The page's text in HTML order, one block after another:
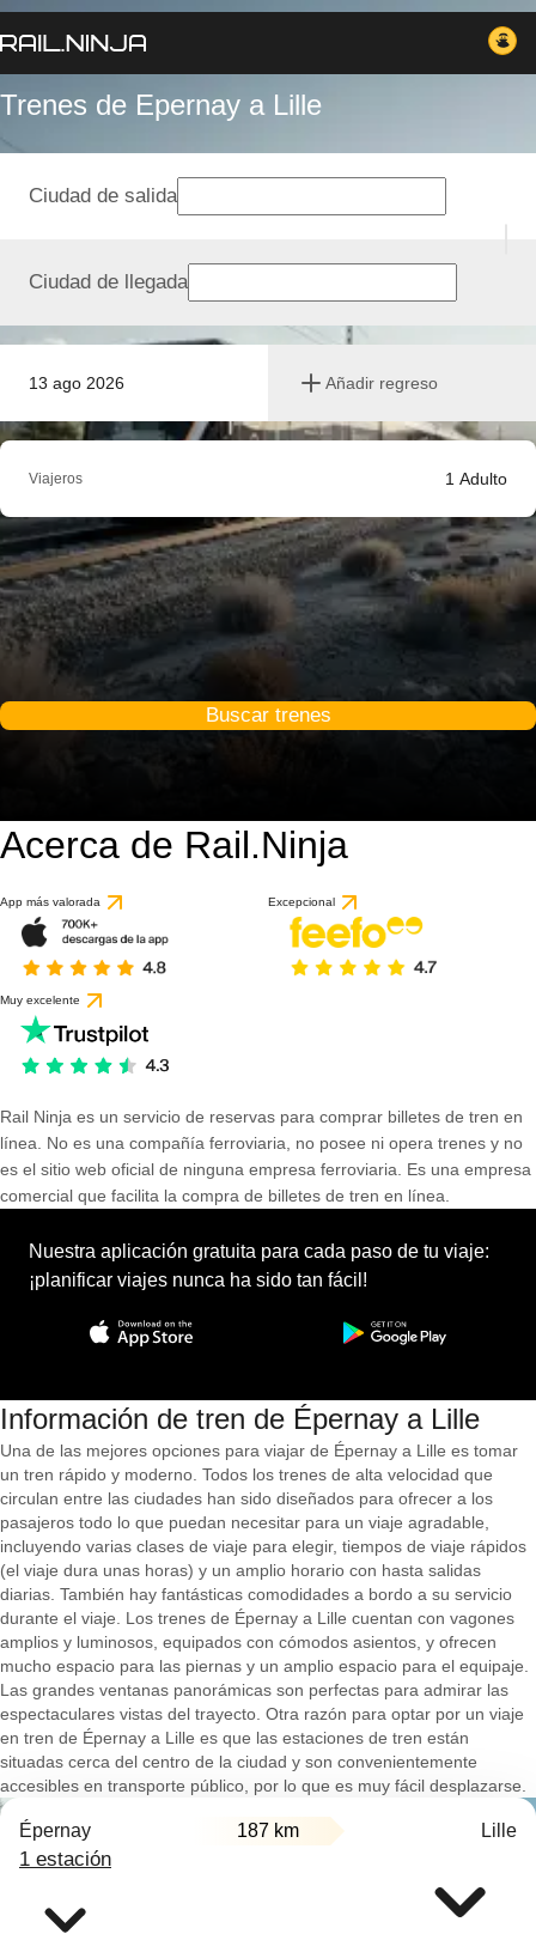
Trenes de Epernay a Lille
13 ago 2026 Añadir regreso
Ciudad de salida
Ciudad de llegada
Viajeros 1 Adulto
Buscar trenes
Acerca de Rail.Ninja
App más valorada Excepcional
Muy excelente
Rail Ninja es un servicio de reservas para comprar billetes de tren en
línea. No es una compañía ferroviaria, no posee ni opera trenes y no
es el sitio web oficial de ninguna empresa ferroviaria. Es una empresa
comercial que facilita la compra de billetes de tren en línea.
Nuestra aplicación gratuita para cada paso de tu viaje:
¡planificar viajes nunca ha sido tan fácil!
Información de tren de Épernay a Lille
Una de las mejores opciones para viajar de Épernay a Lille es tomar
un tren rápido y moderno. Todos los trenes de alta velocidad que
circulan entre las ciudades han sido diseñados para ofrecer a los
pasajeros todo lo que puedan necesitar para un viaje agradable,
incluyendo varias clases de viaje para elegir, tiempos de viaje rápidos
(el viaje dura unas horas) y un amplio horario con hasta salidas
diarias. También hay fantásticas comodidades a bordo a su servicio
durante el viaje. Los trenes de Épernay a Lille cuentan con vagones
amplios y luminosos, equipados con cómodos asientos, y ofrecen
mucho espacio para las piernas y un amplio espacio para el equipaje.
Las grandes ventanas panorámicas son perfectas para admirar las
espectaculares vistas del trayecto. Otra razón para optar por un viaje
en tren de Épernay a Lille es que las estaciones de tren están
situadas cerca del centro de la ciudad y son convenientemente
accesibles en transporte público, por lo que es muy fácil desplazarse.
Épernay 187 km Lille
1 estación